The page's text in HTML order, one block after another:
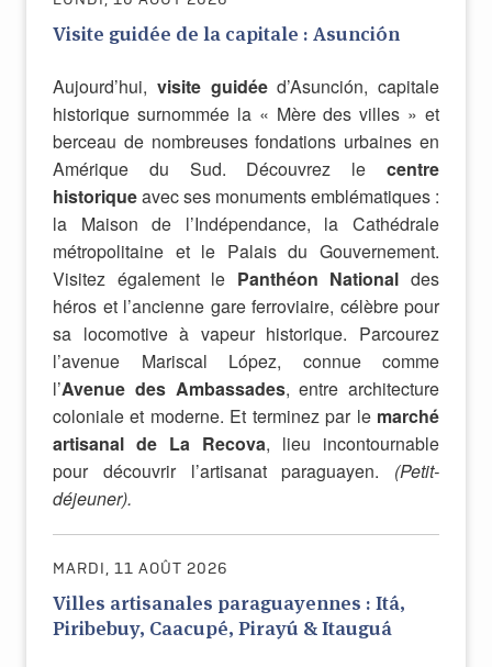
Visite guidée de la capitale : Asunción
Aujourd’hui, visite guidéed’Asunción, capitale
historique surnommée la « Mère des villes » et
berceau de nombreuses fondations urbaines en
Amérique du Sud. Découvrez le centre
historiqueavec ses monuments emblématiques :
la Maison de l’Indépendance, la Cathédrale
métropolitaine et le Palais du Gouvernement.
Visitez également le Panthéon National des
héros et l’ancienne gare ferroviaire, célèbre pour
sa locomotive à vapeur historique. Parcourez
l’avenue Mariscal López, connue comme
l’Avenue des Ambassades, entre architecture
coloniale et moderne. Et terminez par le marché
artisanal de La Recova, lieu incontournable
pour découvrir l’artisanat paraguayen. (Petit-
déjeuner).
MARDI, 11 AOÛT 2026
Villes artisanales paraguayennes : Itá,
Piribebuy, Caacupé, Pirayú & Itauguá